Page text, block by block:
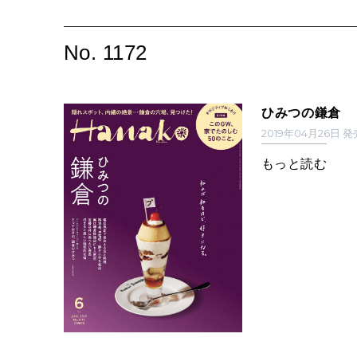
No. 1172
ひみつの鎌倉
2019年04月26日 発
もっと読む